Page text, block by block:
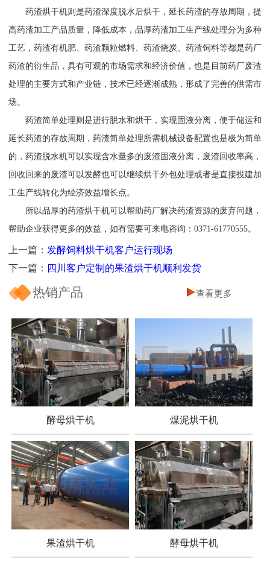
药渣烘干机则是药渣深度脱水后烘干，延长药渣的存放周期，提
高药渣加工产品质量，降低成本，品厚药渣加工生产线处理分为多种
工艺，药渣有机肥、药渣颗粒燃料、药渣烧炭、药渣饲料等都是药厂
药渣的衍生品，具有可观的市场需求和经济价值，也是目前药厂废渣
处理的主要方式和产业链，技术已经逐渐成熟，形成了完善的供需市
场。
药渣简单处理则是进行脱水和烘干，实现固液分离，便于储运和
延长药渣的存放周期，药渣简单处理所需机械设备配置也是极为简单
的，药渣脱水机可以实现含水量多的废渣固液分离，废渣回收率高，
回收回来的废渣可以发酵也可以继续烘干外包处理或者是直接投建加
工生产线转化为经济效益增长点。
所以品厚的药渣烘干机可以帮助药厂解决药渣资源的废弃问题，
帮助企业获得更多的效益，如有需要可来电咨询：0371-61770555。
上一篇： 发酵饲料烘干机客户运行现场
下一篇： 四川客户定制的果渣烘干机顺利发货
热销产品 查看更多
酵母烘干机 煤泥烘干机
果渣烘干机 酵母烘干机